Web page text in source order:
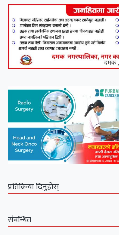
प्रतिक्रिया दिनुहोस्
संबन्धित